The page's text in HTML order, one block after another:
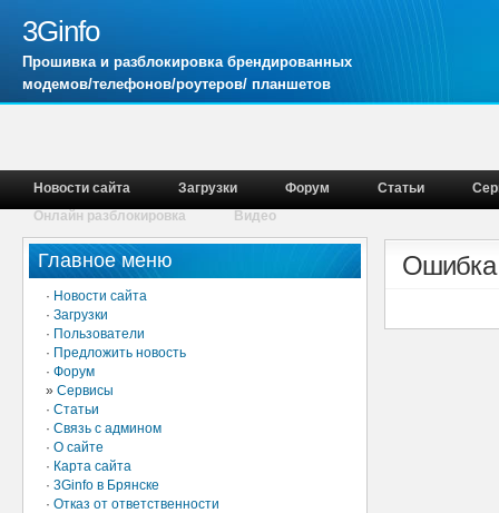
3Ginfo
Прошивка и разблокировка брендированных
модемов/телефонов/роутеров/ планшетов
Новости сайта Загрузки Форум Статьи
Онлайн разблокировка
Видео
Главное меню
· Новости сайта
· Загрузки
· Пользователи
· Предложить новость
· Форум
» Сервисы
· Статьи
· Связь с админом
· О сайте
· Карта сайта
· 3Ginfo в Брянске
· Отказ от ответственности
Ошибка